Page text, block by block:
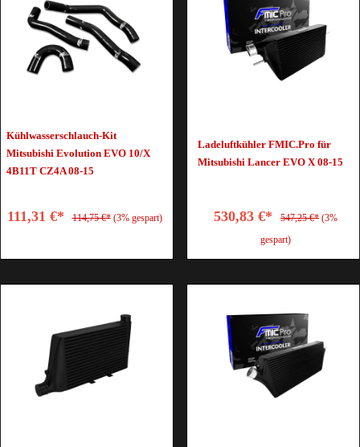
Kühlwasserschlauch-Kit
Mitsubishi Evolution EVO 10/X
4B11T CZ4A 08-15
111,31 €* 114,75 €* (3% gespart)
Ladeluftkühler FMIC.Pro für
Mitsubishi Lancer EVO X 08-15
530,83 €* 547,25 €* (3%
gespart)